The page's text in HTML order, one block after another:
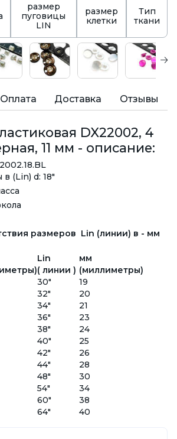
размер
пуговицы
LIN
размер
клетки
Тип
ткани
Оплата Доставка Отзывы
DX22002, 4
11 мм - описание:
(Lin) d: 18"
размеров Lin (линии) в - мм
Lin
мм
( линии ) (миллиметры)
30"
19
32"
20
34"
21
36"
23
38"
24
40"
25
42"
26
44"
28
48"
30
54"
34
60"
38
64" 40